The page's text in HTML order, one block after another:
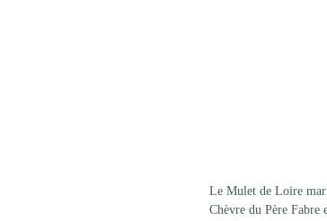
Le Mulet de Loire
Chèvre du Père